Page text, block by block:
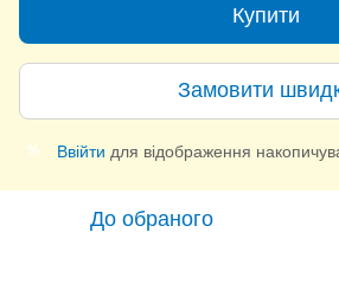
Купити
Замовити
% Ввійти для відображення
До обраного